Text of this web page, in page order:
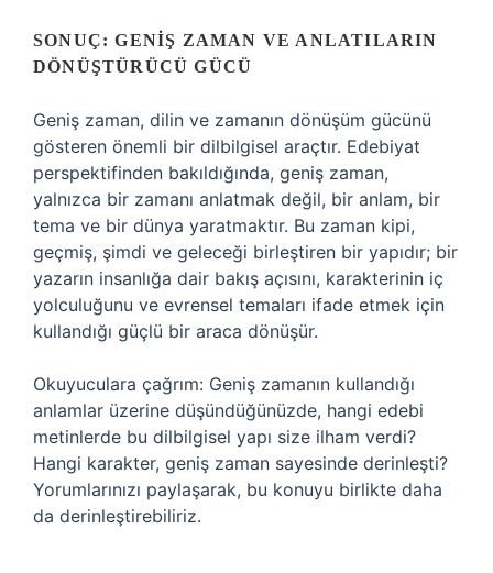
SONUÇ: GENIŞ ZAMAN VE ANLATILARIN
DÖNÜŞTÜRÜCÜ GÜCÜ
Geniş zaman, dilin ve zamanın dönüşüm gücünü
gösteren önemli bir dilbilgisel araçtır. Edebiyat
perspektifinden bakıldığında, geniş zaman,
yalnızca bir zamanı anlatmak değil, bir anlam, bir
tema ve bir dünya yaratmaktır. Bu zaman kipi,
geçmiş, şimdi ve geleceği birleştiren bir yapıdır; bir
yazarın insanlığa dair bakış açısını, karakterinin iç
yolculuğunu ve evrensel temaları ifade etmek için
kullandığı güçlü bir araca dönüşür.
Okuyuculara çağrım: Geniş zamanın kullandığı
anlamlar üzerine düşündüğünüzde, hangi edebi
metinlerde bu dilbilgisel yapı size ilham verdi?
Hangi karakter, geniş zaman sayesinde derinleşti?
Yorumlarınızı paylaşarak, bu konuyu birlikte daha
da derinleştirebiliriz.